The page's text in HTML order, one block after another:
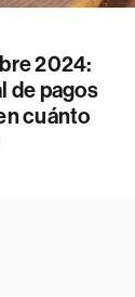
2024:
de pagos
cuánto